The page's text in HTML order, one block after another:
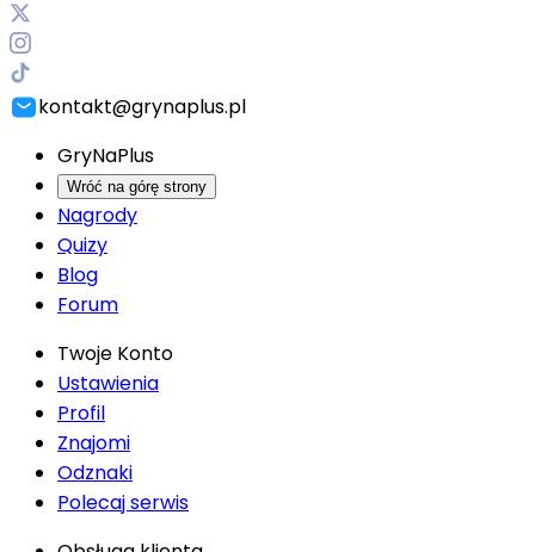
kontakt@grynaplus.pl
GryNaPlus
Wróć na górę strony
Nagrody
Quizy
Blog
Forum
Twoje Konto
Ustawienia
Profil
Znajomi
Odznaki
Polecaj serwis